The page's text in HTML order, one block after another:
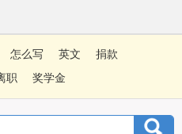
怎么写 英文
捐款
职 奖学金